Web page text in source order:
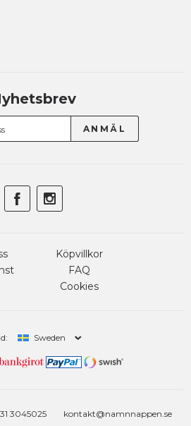
Köpvillkor
FAQ
Cookies
Sweden
3045025 kontakt@namnnappen.se